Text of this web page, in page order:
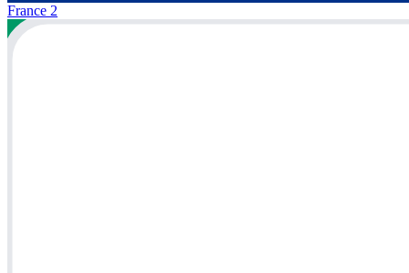
France 2